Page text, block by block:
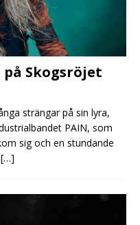
Skogsröjet
strängar på sin lyra,
PAIN, som
sig och en stundande
[…]